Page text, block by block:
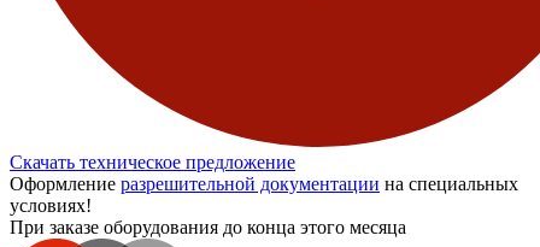
Скачать техническое предложение
Оформление разрешительной документации на специальных
условиях!
При заказе оборудования до конца этого месяца